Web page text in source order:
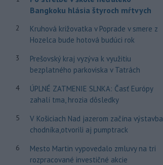
Bangkoku hlásia štyroch mŕtvych
2
Kruhová križovatka v Poprade v smere z
Hozelca bude hotová budúci rok
3
Prešovský kraj vyzýva k využitiu
bezplatného parkoviska v Tatrách
4
ÚPLNÉ ZATMENIE SLNKA: Časť Európy
zahalí tma, hrozia dôsledky
5
V Košiciach Nad jazerom začína výstavba
chodníka,otvorili aj pumptrack
6
Mesto Martin vypovedalo zmluvy na tri
rozpracované investičné akcie